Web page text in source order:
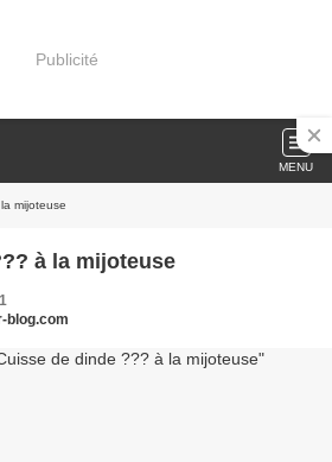
Publicité
MENU
mijoteuse
à la mijoteuse
blog.com